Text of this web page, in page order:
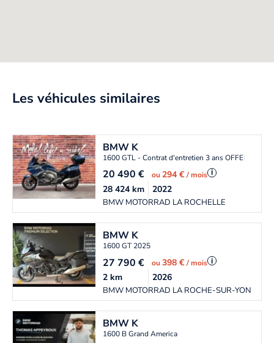
Les véhicules similaires
BMW K
1600 GTL - Contrat d'entretien 3 ans OFFERT
20 490€ ou294 €/ mois i
BMW MOTORRAD LA ROCHELLE
28 424km 2022
BMW K
1600 GT 2025
27 790€ ou398 €/ mois i
BMW MOTORRAD LA ROCHE-SUR-YON
2km 2026
BMW K
1600 B Grand America